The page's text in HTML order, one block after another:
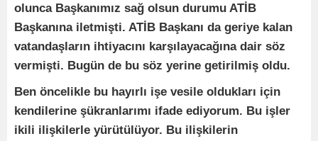
olunca Başkanımız sağ olsun durumu ATİB
Başkanına iletmişti. ATİB Başkanı da geriye kalan
vatandaşların ihtiyacını karşılayacağına dair söz
vermişti. Bugün de bu söz yerine getirilmiş oldu.
Ben öncelikle bu hayırlı işe vesile oldukları için
kendilerine şükranlarımı ifade ediyorum. Bu işler
ikili ilişkilerle yürütülüyor. Bu ilişkilerin